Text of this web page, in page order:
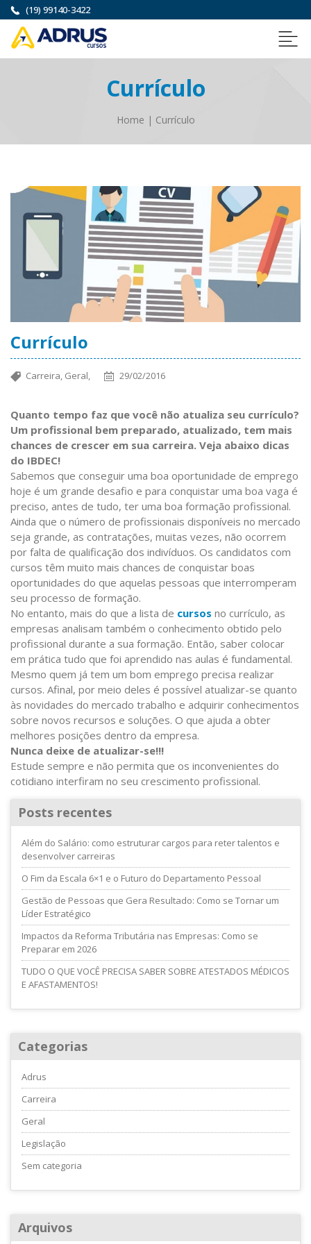
(19) 99140-3422
Currículo
Home | Currículo
Currículo
Carreira, Geral, 29/02/2016
Quanto tempo faz que você não atualiza seu currículo?
Um profissional bem preparado, atualizado, tem mais
chances de crescer em sua carreira. Veja abaixo dicas
do IBDEC!
Sabemos que conseguir uma boa oportunidade de emprego
hoje é um grande desafio e para conquistar uma boa vaga é
preciso, antes de tudo, ter uma boa formação profissional.
Ainda que o número de profissionais disponíveis no mercado
seja grande, as contratações, muitas vezes, não ocorrem
por falta de qualificação dos indivíduos. Os candidatos com
cursos têm muito mais chances de conquistar boas
oportunidades do que aquelas pessoas que interromperam
seu processo de formação.
No entanto, mais do que a lista de cursos no currículo, as
empresas analisam também o conhecimento obtido pelo
profissional durante a sua formação. Então, saber colocar
em prática tudo que foi aprendido nas aulas é fundamental.
Mesmo quem já tem um bom emprego precisa realizar
cursos. Afinal, por meio deles é possível atualizar-se quanto
às novidades do mercado trabalho e adquirir conhecimentos
sobre novos recursos e soluções. O que ajuda a obter
melhores posições dentro da empresa.
Nunca deixe de atualizar-se!!!
Estude sempre e não permita que os inconvenientes do
cotidiano interfiram no seu crescimento profissional.
Posts recentes
Além do Salário: como estruturar cargos para reter talentos e
desenvolver carreiras
O Fim da Escala 6×1 e o Futuro do Departamento Pessoal
Gestão de Pessoas que Gera Resultado: Como se Tornar um
Líder Estratégico
Impactos da Reforma Tributária nas Empresas: Como se
Preparar em 2026
TUDO O QUE VOCÊ PRECISA SABER SOBRE ATESTADOS MÉDICOS
E AFASTAMENTOS!
Categorias
Adrus
Carreira
Geral
Legislação
Sem categoria
Arquivos